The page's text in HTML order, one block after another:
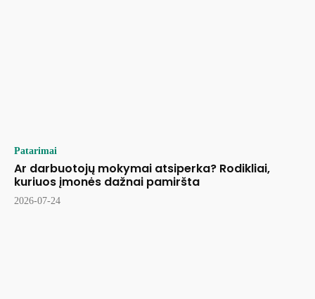
Patarimai
Ar darbuotojų mokymai atsiperka? Rodikliai,
kuriuos įmonės dažnai pamiršta
2026-07-24